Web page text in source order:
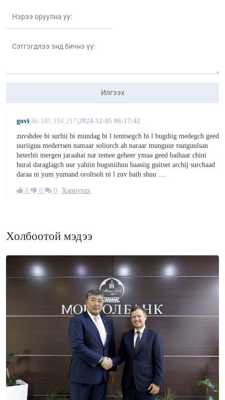
Илгээх
govi(66.181.184.217)2024-12-05 06:17:42
zuvshdee bi surhii bi mundag bi l temtsegch bi l bugdiig medegch geed
uuriiguu medertsen namaar soliorch ah naraar munguur tsutguulsan
heterhii mergen jaraahai nar temee geheer ymaa geed baihaar chini
hural daraglagch uur yahiin bugsniihuu baasiig guitset archij surchaad
daraa ni yum yumand oroltsoh ni l zuv baih shuu ....
0 0 0 Хариулах
Холбоотой мэдээ